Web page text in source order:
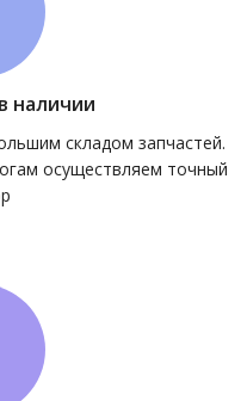
наличии
складом запчастей.
осуществляем точный